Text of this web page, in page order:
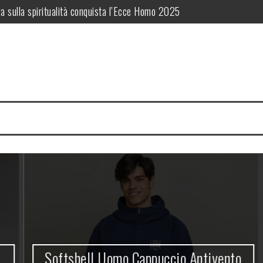
sulla spiritualità conquista l’Ecce Homo 2025
che regala grande visibilità al tuo brand
e Fascino Toscano per il Tuo Giorno Speciale
diventa testimonianza
Softshell Uomo Cappuccio Antivento